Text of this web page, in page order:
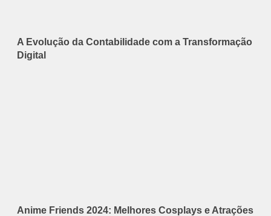
A Evolução da Contabilidade com a Transformação
Digital
Anime Friends 2024: Melhores Cosplays e Atrações